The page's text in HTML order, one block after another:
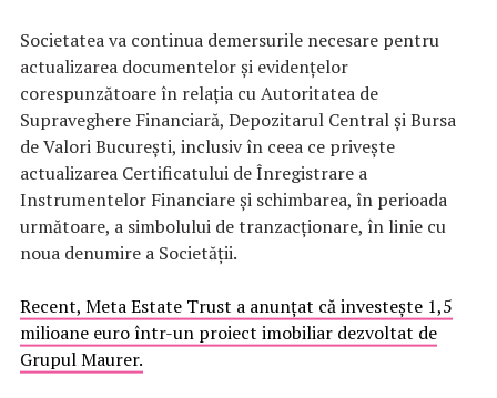
Societatea va continua demersurile necesare pentru
actualizarea documentelor și evidențelor
corespunzătoare în relația cu Autoritatea de
Supraveghere Financiară, Depozitarul Central și Bursa
de Valori București, inclusiv în ceea ce privește
actualizarea Certificatului de Înregistrare a
Instrumentelor Financiare și schimbarea, în perioada
următoare, a simbolului de tranzacționare, în linie cu
noua denumire a Societății.
Recent, Meta Estate Trust a anunțat că investește 1,5
milioane euro într-un proiect imobiliar dezvoltat de
Grupul Maurer.